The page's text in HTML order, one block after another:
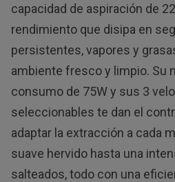
capacidad de aspiración de
rendimiento que disipa en
persistentes, vapores y
ambiente fresco y limpio. Su
consumo de 75W y sus 3
seleccionables te dan el
adaptar la extracción a cada
suave hervido hasta una
salteados, todo con una